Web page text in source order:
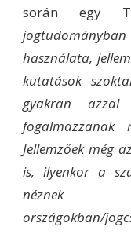
során egy
használata,
kutatások
gyakran
fogalmazzanak
Jellemzőek még
is, ilyenkor a
néznek
országokban/